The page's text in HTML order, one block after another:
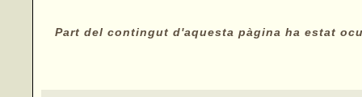
Part del contingut d'aquesta pàgina ha estat